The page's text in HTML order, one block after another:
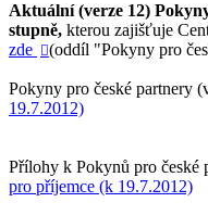
Aktuální (verze 12)
stupně, kterou zajišťuje
zde (oddíl "Pokyny pro
Pokyny pro české partnery
19.7.2012)
Přílohy k Pokynů pro české
pro příjemce (k 19.7.2012)